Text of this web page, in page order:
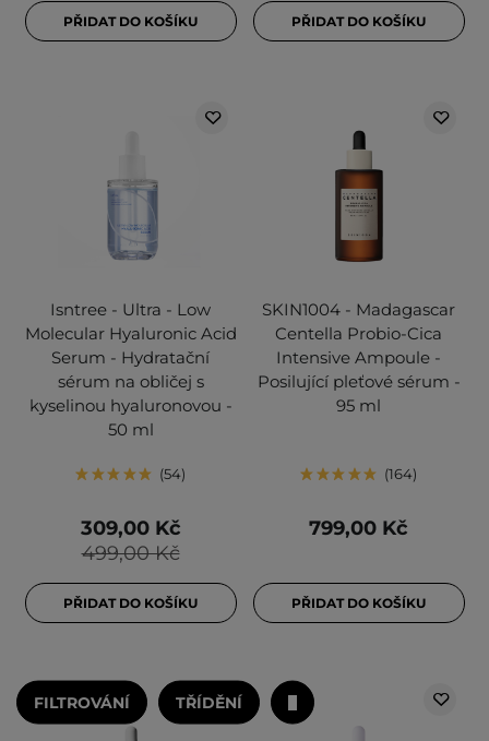
PŘIDAT DO KOŠÍKU PŘIDAT DO KOŠÍKU
Isntree - Ultra - Low
Molecular Hyaluronic Acid
Serum - Hydratační
sérum na obličej s
kyselinou hyaluronovou -
50 ml
54
499,00 Kč
309,00 Kč
PŘIDAT DO KOŠÍKU
SKIN1004 - Madagascar
Centella Probio-Cica
Intensive Ampoule -
Posilující pleťové sérum -
95 ml
164
799,00 Kč
PŘIDAT DO KOŠÍKU
FILTROVÁNÍ TŘÍDĚNÍ